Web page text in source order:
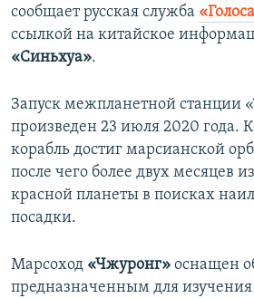
сообщает русская служба
ссылкой на китайское
«Синьхуа».
Запуск межпланетной станции
произведен 23 июля 2020 года.
корабль достиг марсианской
после чего более двух месяцев
красной планеты в поисках
посадки.
Марсоход «Чжуронг» оснащен
предназначенным для